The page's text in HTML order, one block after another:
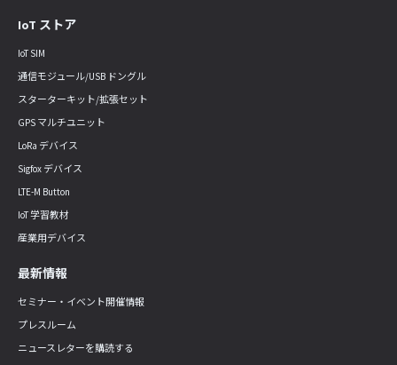
IoT ストア
IoT SIM
通信モジュール/USB ドングル
スターターキット/拡張セット
GPS マルチユニット
LoRa デバイス
Sigfox デバイス
LTE-M Button
IoT 学習教材
産業用デバイス
最新情報
セミナー・イベント開催情報
プレスルーム
ニュースレターを購読する